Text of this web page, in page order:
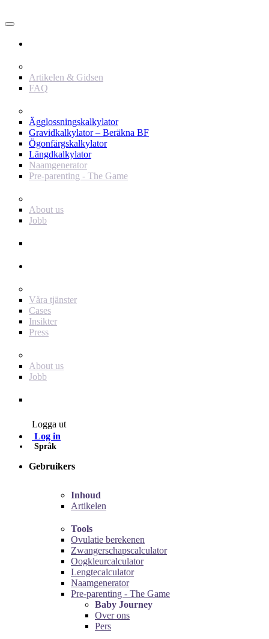
Artikelen & Gidsen
FAQ
Ägglossningskalkylator
Gravidkalkylator – Beräkna BF
Ögonfärgskalkylator
Längdkalkylator
Naamgenerator
Pre-parenting - The Game
About us
Jobb
Våra tjänster
Cases
Insikter
Press
About us
Jobb
Logga ut
Log in
Språk
Gebruikers
Inhoud
Artikelen
Tools
Ovulatie berekenen
Zwangerschapscalculator
Oogkleurcalculator
Lengtecalculator
Naamgenerator
Pre-parenting - The Game
Baby Journey
Over ons
Pers